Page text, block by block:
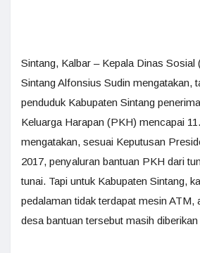
Sintang, Kalbar – Kepala Dinas Sosial
Sintang Alfonsius Sudin mengatakan,
penduduk Kabupaten Sintang
Keluarga Harapan (PKH) mencapai
mengatakan, sesuai Keputusan
2017, penyaluran bantuan PKH dari
tunai. Tapi untuk Kabupaten Sintang,
pedalaman tidak terdapat mesin ATM,
desa bantuan tersebut masih